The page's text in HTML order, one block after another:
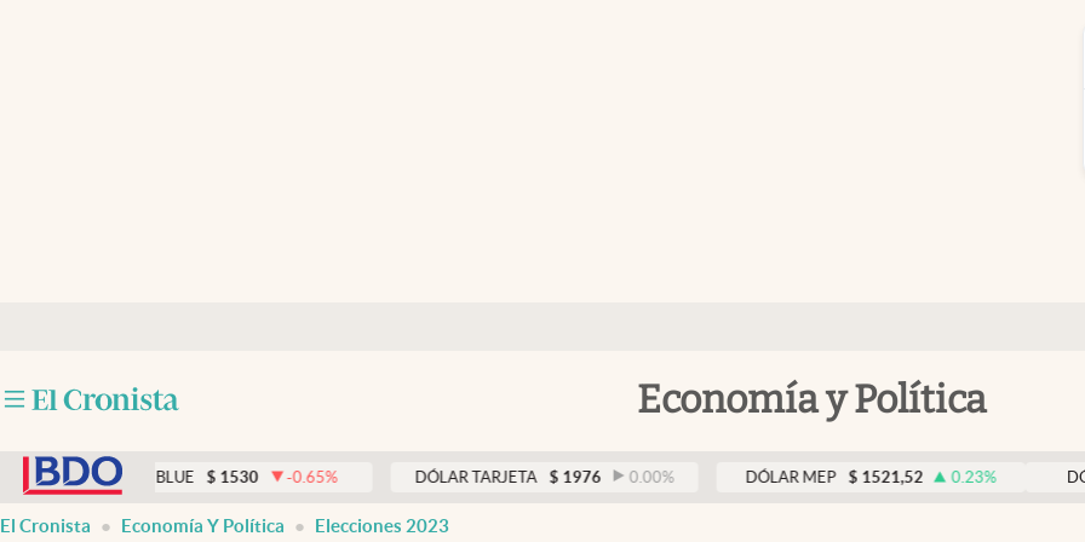
Economía y Política
Otras secciones
DÓLAR BLUE
1530 -0.65% DÓLAR TARJETA $ 1976 0.00% DÓLAR MEP $ 1521,52 0.23% DÓLAR
El Cronista Economía Y Política Elecciones 2023